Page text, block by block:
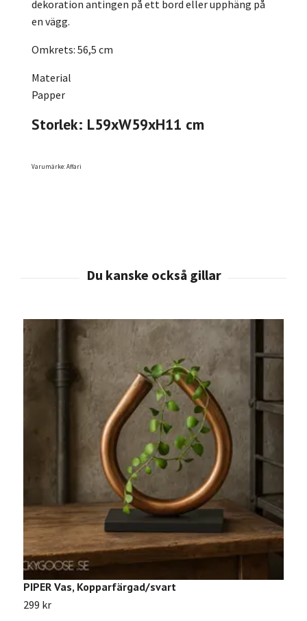
dekoration antingen på ett bord eller upphäng på
en vägg.
Omkrets: 56,5 cm
Material
Papper
Storlek: L59xW59xH11 cm
Varumärke: Affari
PIPER Vas, Kopparfärgad/svart
299 kr